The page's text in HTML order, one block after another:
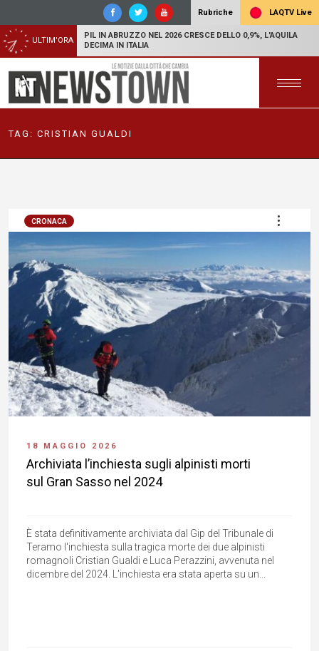
Rubriche LAQTV Live
ULTIM'ORA
PIL IN ABRUZZO NEL 2026 CRESCE DELLO 0,9%, L'AQUILA
DECIMA IN ITALIA
TAG: CRISTIAN GUALDI
CRONACA
18 MAGGIO 2026
Archiviata l’inchiesta sugli alpinisti morti
sul Gran Sasso nel 2024
È stata definitivamente archiviata dal Gip del Tribunale di
Teramo l'inchiesta sulla tragica morte dei due alpinisti
romagnoli Cristian Gualdi e Luca Perazzini, avvenuta nel
dicembre del 2024. L'inchiesta era stata aperta su un...